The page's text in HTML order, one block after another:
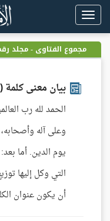
Toggle
navigation
مجموع الفتاوى - مجلد رقم
بيان معنى كلمة
الحمد لله رب
وعلى آله
يوم الدين. أما
التي وكل إليها
أن يكون عنوان